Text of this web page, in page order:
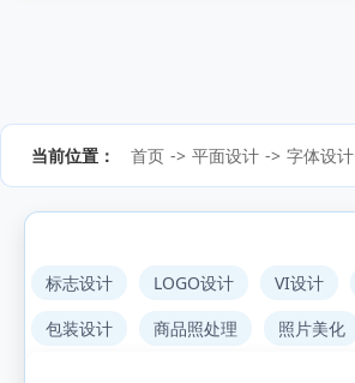
当前位置： 首页 -> 平面设计 -> 字体设计
标志设计 LOGO设计 VI设计
包装设计
商品照处理 照片美化